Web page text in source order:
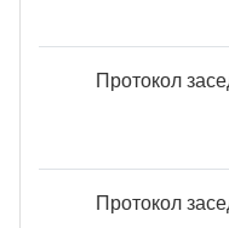
Протокол
Протокол